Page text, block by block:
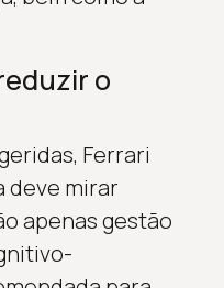
o
Ferrari
deve mirar
apenas gestão